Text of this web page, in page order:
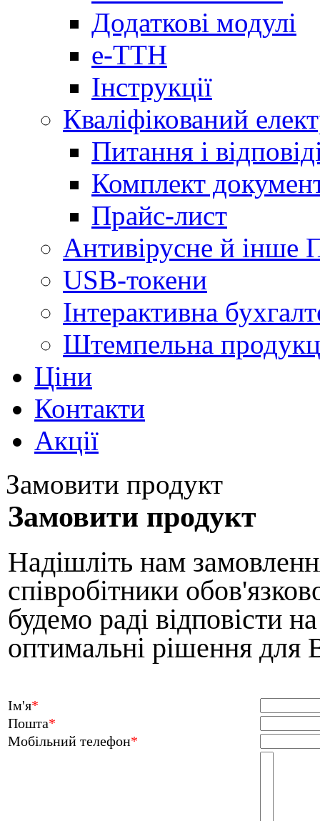
Додаткові модулі
е-ТТН
Інструкції
Кваліфікований
Питання і
Комплект
Прайс-лист
Антивірусне й інше
USB-токени
Інтерактивна
Штемпельна
Ціни
Контакти
Акції
Замовити продукт
Замовити продукт
Надішліть нам
співробітники
будемо раді відповісти
оптимальні рішення для
Ім'я*
Пошта*
Мобільний телефон*